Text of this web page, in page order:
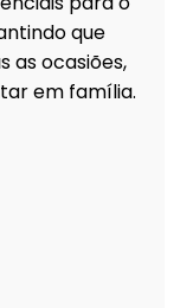
que
as ocasiões,
em família.